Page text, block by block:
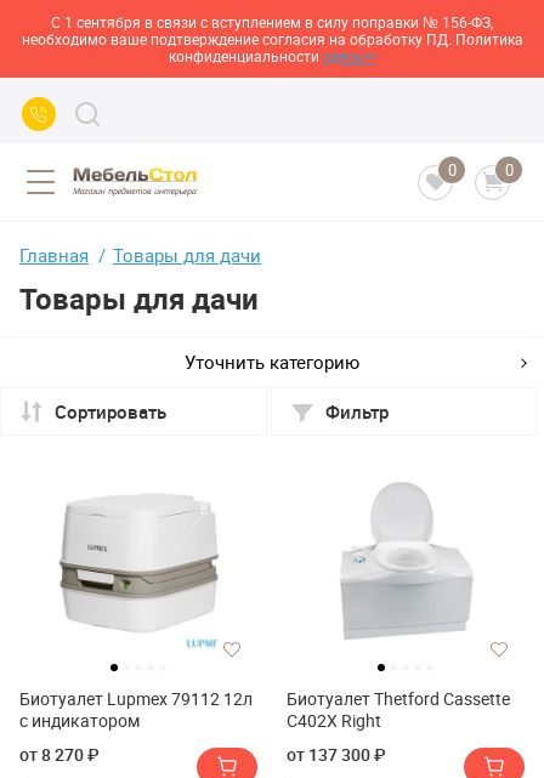
С 1 сентября в связи с вступлением в силу поправки № 156-ФЗ,
необходимо ваше подтверждение согласия на обработку ПД. Политика
конфиденциальности здесь>>
0 0
Главная Товары для дачи
Товары для дачи
Уточнить категорию
Сортировать Фильтр
Биотуалет Lupmex 79112 12л
с индикатором
от 8 270 ₽
Биотуалет Thetford Cassette
C402X Right
от 137 300 ₽